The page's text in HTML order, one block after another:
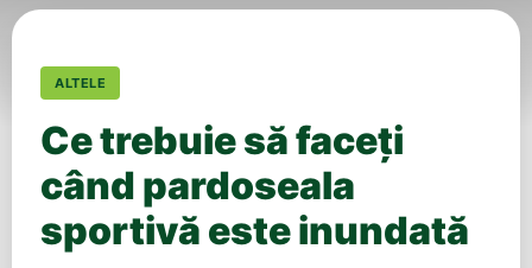
ALTELE
Ce trebuie să faceți
când pardoseala
sportivă este inundată